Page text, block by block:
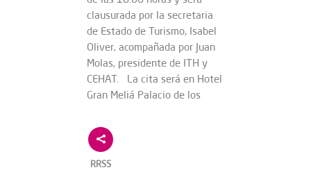
clausurada por la secretaria
de Estado de Turismo, Isabel
Oliver, acompañada por Juan
Molas, presidente de ITH y
CEHAT. La cita será en Hotel
Gran Meliá Palacio de los
RRSS